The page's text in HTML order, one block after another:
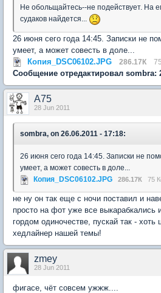
Не обольщайтесь--не подействует. На
судаков найдется...
26 июня сего года 14:45. Записки не
умеет, а может совесть в доле...
Копия_DSC06102.JPG
286.17К
Сообщение отредактировал sombra:
A75
28 Jun 2011
sombra, on 26.06.2011 - 17:18:
26 июня сего года 14:45. Записки не
умеет, а может совесть в доле...
Копия_DSC06102.JPG
286.17К 75
не ну он так еще с ночи поставил и
просто на фот уже все выкарабкались
гордом одиночестве, пускай так -
хедлайнер нашей темы!
zmey
28 Jun 2011
фигасе, чёт совсем ужжж....